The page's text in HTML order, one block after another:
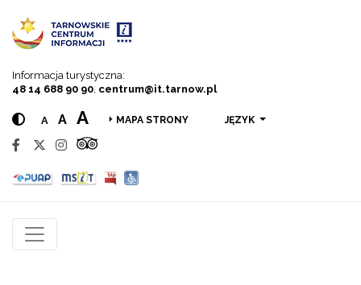
Informacja turystyczna:
48 14 688 90 90 centrum@it.tarnow.pl
A A A MAPA STRONY JĘZYK